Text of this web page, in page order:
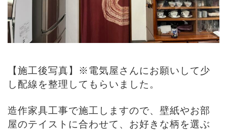
【施工後写真】※電気屋さんにお願いして少
し配線を整理してもらいました。
造作家具工事で施工しますので、壁紙やお部
屋のテイストに合わせて、お好きな柄を選ぶ